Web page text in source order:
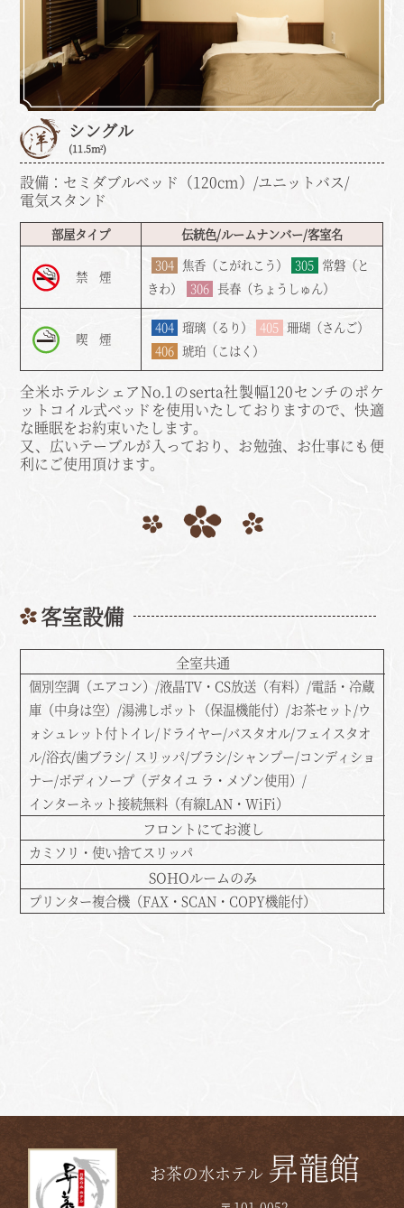
シングル
(11.5m²)
設備：セミダブルベッド（120cm）/ユニットバス/
電気スタンド
部屋タイプ 伝統色/ルームナンバー/客室名
禁 煙
304 焦香（こがれこう） 305 常磐（と
きわ）
306 長春（ちょうしゅん）
喫 煙
404 瑠璃（るり） 405 珊瑚（さんご）
406 琥珀（こはく）
全米ホテルシェアNo.1のserta社製幅120センチのポケ
ットコイル式ベッドを使用いたしておりますので、快適
な睡眠をお約束いたします。
又、広いテーブルが入っており、お勉強、お仕事にも便
利にご使用頂けます。
客室設備
全室共通
個別空調（エアコン）/液晶TV・CS放送（有料）/電話・冷蔵
庫（中身は空）/湯沸しポット（保温機能付）/お茶セット/ウ
ォシュレット付トイレ/ドライヤー/バスタオル/フェイスタオ
ル/浴衣/歯ブラシ/ スリッパ/ブラシ/シャンプー/コンディショ
ナー/ボディソープ（デタイユ ラ・メゾン使用）/
インターネット接続無料（有線LAN・WiFi）
フロントにてお渡し
カミソリ・使い捨てスリッパ
SOHOルームのみ
プリンター複合機（FAX・SCAN・COPY機能付）
お茶の水ホテル 昇龍館